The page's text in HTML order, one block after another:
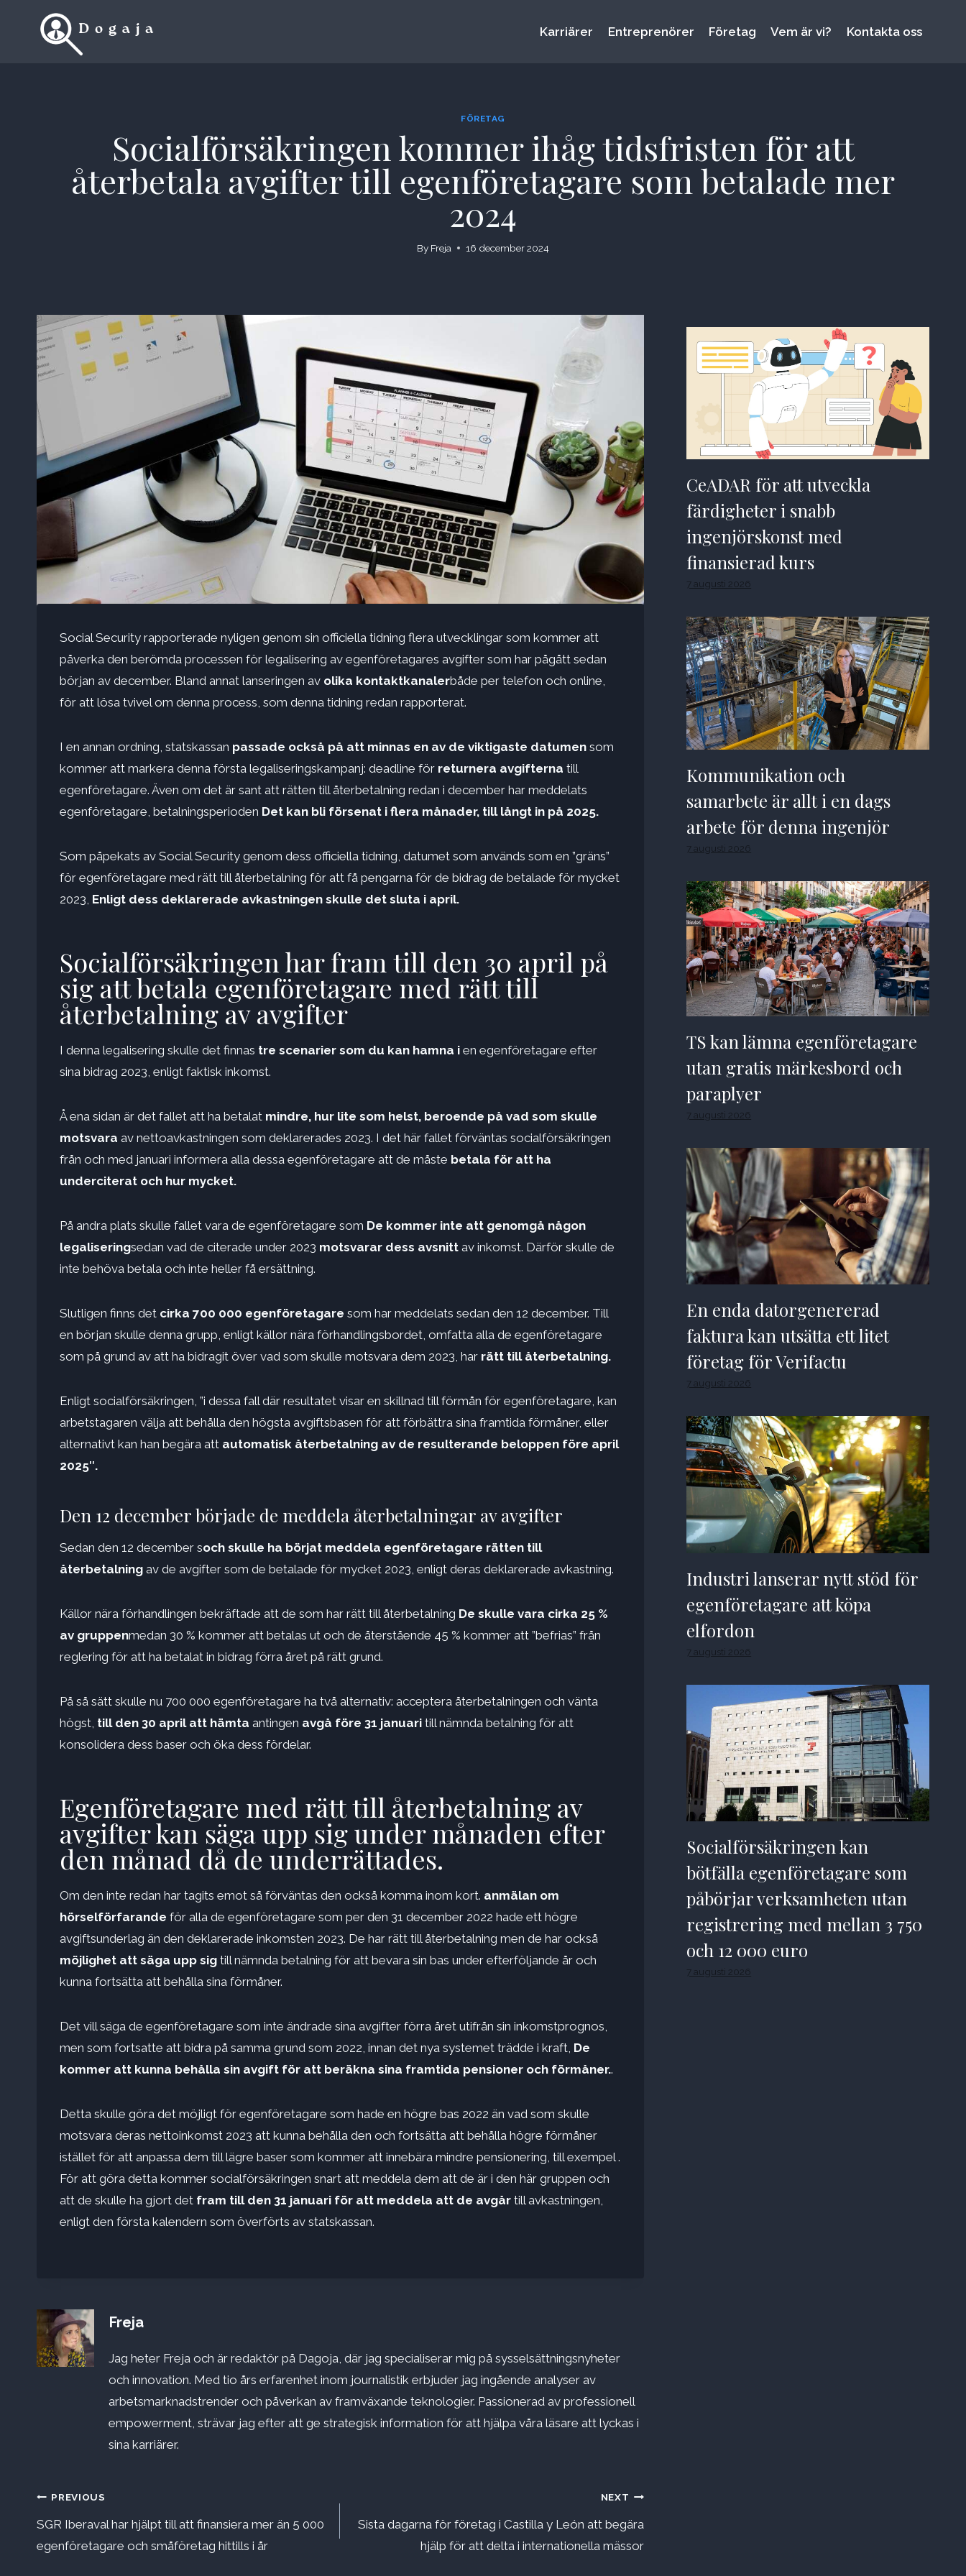
Karriärer Entreprenörer Företag Vem är vi? Kontakta oss
FÖRETAG
Socialförsäkringen kommer ihåg tidsfristen för att
återbetala avgifter till egenföretagare som betalade mer
2024
By Freja 16 december 2024
Social Security rapporterade nyligen genom sin officiella tidning flera utvecklingar som kommer att
påverka den berömda processen för legalisering av egenföretagares avgifter som har pågått sedan
början av december. Bland annat lanseringen av olika kontaktkanalerbåde per telefon och online,
för att lösa tvivel om denna process, som denna tidning redan rapporterat.
I en annan ordning, statskassan passade också på att minnas en av de viktigaste datumen som
kommer att markera denna första legaliseringskampanj: deadline för returnera avgifterna till
egenföretagare. Även om det är sant att rätten till återbetalning redan i december har meddelats
egenföretagare, betalningsperioden Det kan bli försenat i flera månader, till långt in på 2025.
Som påpekats av Social Security genom dess officiella tidning, datumet som används som en ”gräns”
för egenföretagare med rätt till återbetalning för att få pengarna för de bidrag de betalade för mycket
2023, Enligt dess deklarerade avkastningen skulle det sluta i april.
Socialförsäkringen har fram till den 30 april på
sig att betala egenföretagare med rätt till
återbetalning av avgifter
I denna legalisering skulle det finnas tre scenarier som du kan hamna i en egenföretagare efter
sina bidrag 2023, enligt faktisk inkomst.
Å ena sidan är det fallet att ha betalat mindre, hur lite som helst, beroende på vad som skulle
motsvara av nettoavkastningen som deklarerades 2023. I det här fallet förväntas socialförsäkringen
från och med januari informera alla dessa egenföretagare att de måste betala för att ha
underciterat och hur mycket.
På andra plats skulle fallet vara de egenföretagare som De kommer inte att genomgå någon
legaliseringsedan vad de citerade under 2023 motsvarar dess avsnitt av inkomst. Därför skulle de
inte behöva betala och inte heller få ersättning.
Slutligen finns det cirka 700 000 egenföretagare som har meddelats sedan den 12 december. Till
en början skulle denna grupp, enligt källor nära förhandlingsbordet, omfatta alla de egenföretagare
som på grund av att ha bidragit över vad som skulle motsvara dem 2023, har rätt till återbetalning.
Enligt socialförsäkringen, ”i dessa fall där resultatet visar en skillnad till förmån för egenföretagare, kan
arbetstagaren välja att behålla den högsta avgiftsbasen för att förbättra sina framtida förmåner, eller
alternativt kan han begära att automatisk återbetalning av de resulterande beloppen före april
2025″.
Den 12 december började de meddela återbetalningar av avgifter
Sedan den 12 december soch skulle ha börjat meddela egenföretagare rätten till
återbetalning av de avgifter som de betalade för mycket 2023, enligt deras deklarerade avkastning.
Källor nära förhandlingen bekräftade att de som har rätt till återbetalning De skulle vara cirka 25 %
av gruppenmedan 30 % kommer att betalas ut och de återstående 45 % kommer att ”befrias” från
reglering för att ha betalat in bidrag förra året på rätt grund.
På så sätt skulle nu 700 000 egenföretagare ha två alternativ: acceptera återbetalningen och vänta
högst, till den 30 april att hämta antingen avgå före 31 januari till nämnda betalning för att
konsolidera dess baser och öka dess fördelar.
Egenföretagare med rätt till återbetalning av
avgifter kan säga upp sig under månaden efter
den månad då de underrättades.
Om den inte redan har tagits emot så förväntas den också komma inom kort. anmälan om
hörselförfarande för alla de egenföretagare som per den 31 december 2022 hade ett högre
avgiftsunderlag än den deklarerade inkomsten 2023. De har rätt till återbetalning men de har också
möjlighet att säga upp sig till nämnda betalning för att bevara sin bas under efterföljande år och
kunna fortsätta att behålla sina förmåner.
Det vill säga de egenföretagare som inte ändrade sina avgifter förra året utifrån sin inkomstprognos,
men som fortsatte att bidra på samma grund som 2022, innan det nya systemet trädde i kraft, De
kommer att kunna behålla sin avgift för att beräkna sina framtida pensioner och förmåner..
Detta skulle göra det möjligt för egenföretagare som hade en högre bas 2022 än vad som skulle
motsvara deras nettoinkomst 2023 att kunna behålla den och fortsätta att behålla högre förmåner
istället för att anpassa dem till lägre baser som kommer att innebära mindre pensionering, till exempel .
För att göra detta kommer socialförsäkringen snart att meddela dem att de är i den här gruppen och
att de skulle ha gjort det fram till den 31 januari för att meddela att de avgår till avkastningen,
enligt den första kalendern som överförts av statskassan.
Freja
Jag heter Freja och är redaktör på Dagoja, där jag specialiserar mig på sysselsättningsnyheter
och innovation. Med tio års erfarenhet inom journalistik erbjuder jag ingående analyser av
arbetsmarknadstrender och påverkan av framväxande teknologier. Passionerad av professionell
empowerment, strävar jag efter att ge strategisk information för att hjälpa våra läsare att lyckas i
sina karriärer.
Inläggsnavigering
PREVIOUS
SGR Iberaval har hjälpt till att finansiera mer än 5 000
egenföretagare och småföretag hittills i år
NEXT
Sista dagarna för företag i Castilla y León att begära
hjälp för att delta i internationella mässor
CeADAR för att utveckla
färdigheter i snabb
ingenjörskonst med
finansierad kurs
7 augusti 2026
Kommunikation och
samarbete är allt i en dags
arbete för denna ingenjör
7 augusti 2026
TS kan lämna egenföretagare
utan gratis märkesbord och
paraplyer
7 augusti 2026
En enda datorgenererad
faktura kan utsätta ett litet
företag för Verifactu
7 augusti 2026
Industri lanserar nytt stöd för
egenföretagare att köpa
elfordon
7 augusti 2026
Socialförsäkringen kan
bötfälla egenföretagare som
påbörjar verksamheten utan
registrering med mellan 3 750
och 12 000 euro
7 augusti 2026